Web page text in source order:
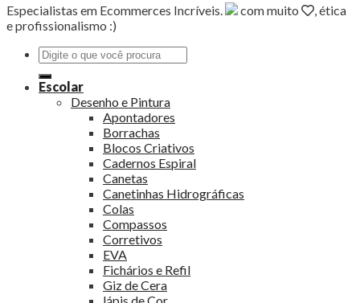
Especialistas em Ecommerces Incríveis.
com muito
, ética
e profissionalismo :)
Pesquisar
por:
Escolar
Desenho e Pintura
Apontadores
Borrachas
Blocos Criativos
Cadernos Espiral
Canetas
Canetinhas Hidrográficas
Colas
Compassos
Corretivos
EVA
Fichários e Refil
Giz de Cera
lápis de Cor